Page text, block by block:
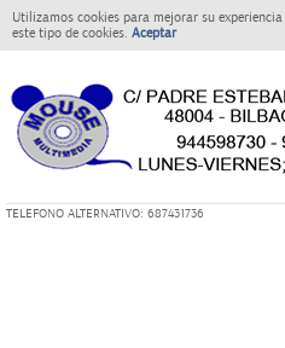
Utilizamos cookies para mejorar su
este tipo de cookies. Aceptar
TELEFONO ALTERNATIVO: 687431736